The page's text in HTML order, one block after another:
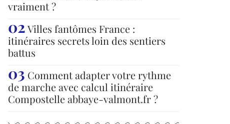
vraiment ?
Villes fantômes France :
itinéraires secrets loin des sentiers
battus
Comment adapter votre rythme
de marche avec calcul itinéraire
Compostelle abbaye-valmont.fr ?